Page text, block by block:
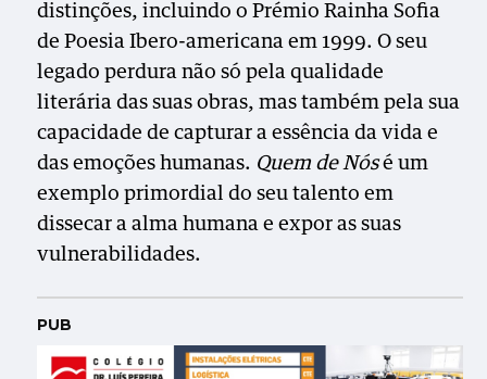
distinções, incluindo o Prémio Rainha Sofia
de Poesia Ibero-americana em 1999. O seu
legado perdura não só pela qualidade
literária das suas obras, mas também pela sua
capacidade de capturar a essência da vida e
das emoções humanas. Quem de Nósé um
exemplo primordial do seu talento em
dissecar a alma humana e expor as suas
vulnerabilidades.
PUB